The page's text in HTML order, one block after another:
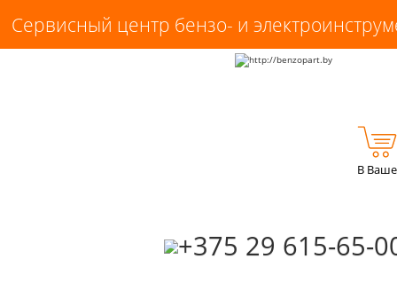
Сервисный центр бензо- и
‎+375 29 615-65-
В